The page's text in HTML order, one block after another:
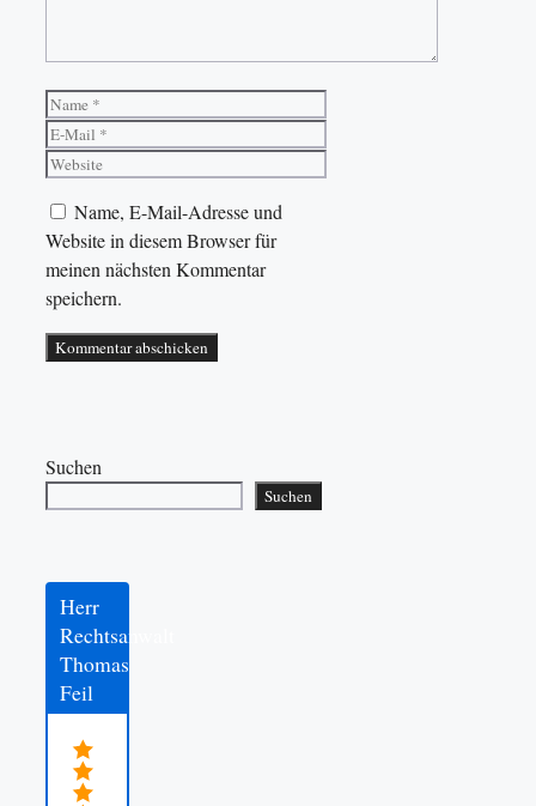
Name
Name, E-Mail-Adresse und
Website in diesem Browser für
meinen nächsten Kommentar
speichern.
Suchen
Suchen
Herr
Rechtsanwalt
Thomas
Feil